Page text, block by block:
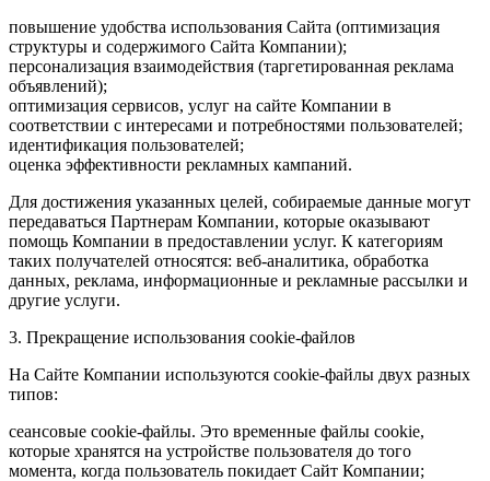
повышение удобства использования Сайта (оптимизация
структуры и содержимого Сайта Компании);
персонализация взаимодействия (таргетированная реклама
объявлений);
оптимизация сервисов, услуг на сайте Компании в
соответствии с интересами и потребностями пользователей;
идентификация пользователей;
оценка эффективности рекламных кампаний.
Для достижения указанных целей, собираемые данные могут
передаваться Партнерам Компании, которые оказывают
помощь Компании в предоставлении услуг. К категориям
таких получателей относятся: веб-аналитика, обработка
данных, реклама, информационные и рекламные рассылки и
другие услуги.
3. Прекращение использования cookie-файлов
На Сайте Компании используются cookie-файлы двух разных
типов:
сеансовые cookie-файлы. Это временные файлы cookie,
которые хранятся на устройстве пользователя до того
момента, когда пользователь покидает Сайт Компании;